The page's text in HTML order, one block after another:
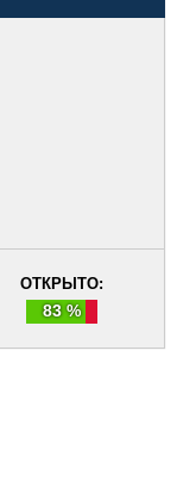
ОТКРЫТО:
83 %